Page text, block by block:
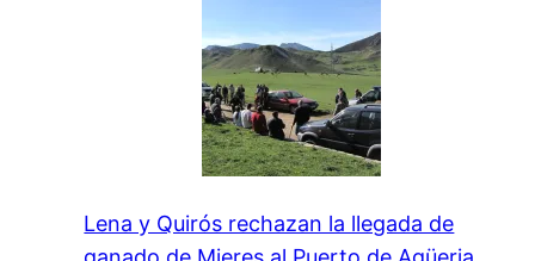
Lena y Quirós rechazan la llegada de